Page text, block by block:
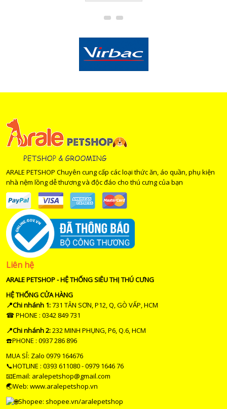
ARALE PETSHOP Chuyên cung cấp các loại thức ăn, áo quần, phụ kiện
nhà nệm lồng dễ thương và độc đáo cho thú cưng của bạn
Liên hệ
ARALE PETSHOP - HỆ THỐNG SIÊU THỊ THÚ CƯNG
HỆ THỐNG CỬA HÀNG
📍Chi nhánh 1:731 TÂN SƠN, P12, Q, GÒ VẤP, HCM
☎ PHONE : 0342 849 731
📍Chi nhánh 2:232 MINH PHỤNG, P6, Q.6, HCM
☎️PHONE : 0937 286 896
MUA SỈ: Zalo 0979 164676
📞HOTLINE : 0393 611080 - 0979 1646 76
📧Email: aralepetshop@gmail.com
🌏Web: www.aralepetshop.vn
Shopee: shopee.vn/aralepetshop